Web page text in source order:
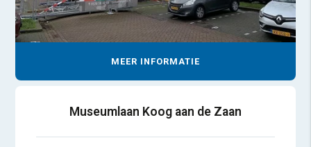
MEER INFORMATIE
Museumlaan Koog aan de Zaan